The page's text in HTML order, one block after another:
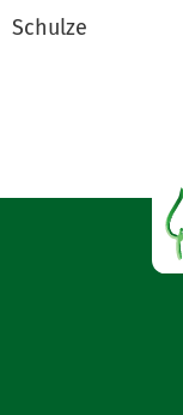
Schulze